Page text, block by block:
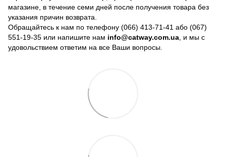
магазине, в течение семи дней после получения товара без
указания причин возврата.
Обращайтесь к нам по телефону (066) 413-71-41 або (067)
551-19-35 или напишите нам info@catway.com.ua , и мы с
удовольствием ответим на все Ваши вопросы.